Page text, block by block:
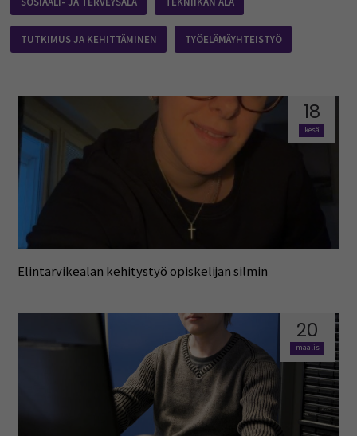
TUTKIMUS JA KEHITTÄMINEN TYÖELÄMÄYHTEISTYÖ
18
kesä
Elintarvikealan kehitystyö opiskelijan silmin
20
maalis